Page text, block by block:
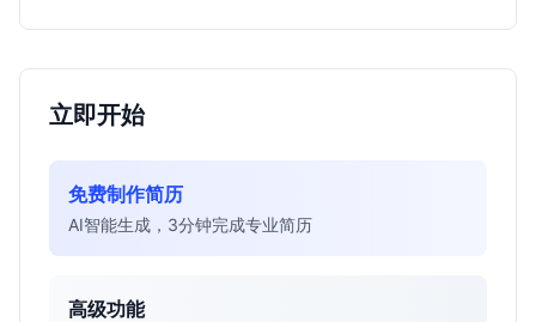
立即开始
免费制作简历
AI智能生成，3分钟完成专业简历
高级功能